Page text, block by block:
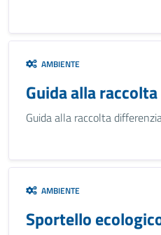
AMBIENTE
Guida alla
Guida alla raccolta
AMBIENTE
Sportello